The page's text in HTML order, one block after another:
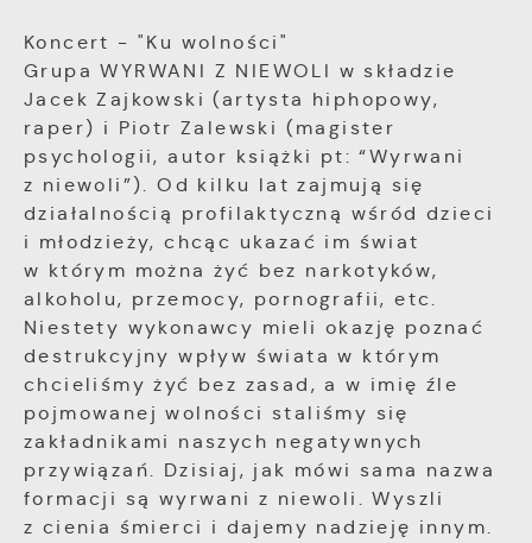
Koncert - "Ku wolności"
Grupa WYRWANI Z NIEWOLI w składzie
Jacek Zajkowski (artysta hiphopowy,
raper) i Piotr Zalewski (magister
psychologii, autor książki pt: “Wyrwani
z niewoli”). Od kilku lat zajmują się
działalnością profilaktyczną wśród dzieci
i młodzieży, chcąc ukazać im świat
w którym można żyć bez narkotyków,
alkoholu, przemocy, pornografii, etc.
Niestety wykonawcy mieli okazję poznać
destrukcyjny wpływ świata w którym
chcieliśmy żyć bez zasad, a w imię źle
pojmowanej wolności staliśmy się
zakładnikami naszych negatywnych
przywiązań. Dzisiaj, jak mówi sama nazwa
formacji są wyrwani z niewoli. Wyszli
z cienia śmierci i dajemy nadzieję innym.